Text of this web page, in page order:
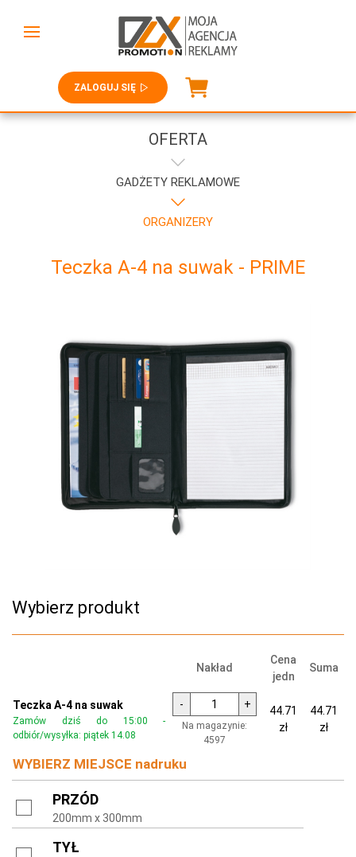
ZALOGUJ SIĘ
OFERTA
GADŻETY REKLAMOWE
ORGANIZERY
Teczka A-4 na suwak - PRIME
Wybierz produkt
Nakład
Cena
jedn
Suma
Teczka A-4 na suwak
Zamów dziś do 15:00 -
odbiór/wysyłka: piątek 14.08
- +
Na magazynie:
4597
44.71
zł
44.71
zł
WYBIERZ MIEJSCE nadruku
PRZÓD
200mm x 300mm
TYŁ